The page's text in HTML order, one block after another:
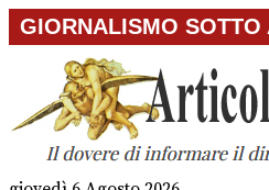
Skip
to
content
GIORNALISMO SOTTO